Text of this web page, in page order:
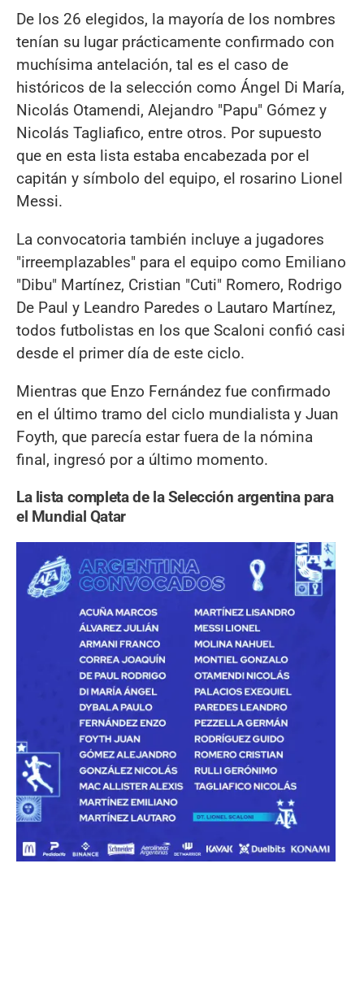
De los 26 elegidos, la mayoría de los nombres
tenían su lugar prácticamente confirmado con
muchísima antelación, tal es el caso de
históricos de la selección como Ángel Di María,
Nicolás Otamendi, Alejandro "Papu" Gómez y
Nicolás Tagliafico, entre otros. Por supuesto
que en esta lista estaba encabezada por el
capitán y símbolo del equipo, el rosarino Lionel
Messi.
La convocatoria también incluye a jugadores
"irreemplazables" para el equipo como Emiliano
"Dibu" Martínez, Cristian "Cuti" Romero, Rodrigo
De Paul y Leandro Paredes o Lautaro Martínez,
todos futbolistas en los que Scaloni confió casi
desde el primer día de este ciclo.
Mientras que Enzo Fernández fue confirmado
en el último tramo del ciclo mundialista y Juan
Foyth, que parecía estar fuera de la nómina
final, ingresó por a último momento.
La lista completa de la Selección argentina para
el Mundial Qatar